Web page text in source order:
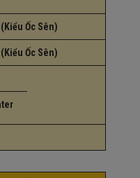
Ốc Sên)
Ốc Sên)